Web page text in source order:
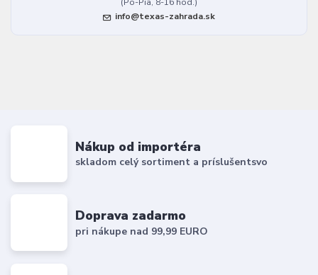
info@texas-zahrada.sk
Nákup od importéra
skladom celý sortiment a príslušentsvo
Doprava zadarmo
pri nákupe nad 99,99 EURO